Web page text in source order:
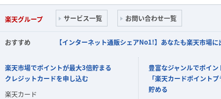
楽天グループ サービス一覧 お問い合わせ一覧
おすすめ 【インターネット通販シェアNo1!】あなたも楽天市場
楽天市場でポイントが最大3倍貯まる
クレジットカードを申し込む
楽天カード
豊富なジャンルでポイン
「楽天カードポイント
貯める